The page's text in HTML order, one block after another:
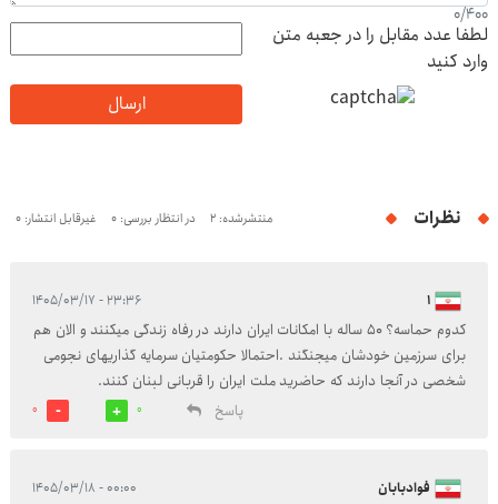
0/400
لطفا عدد مقابل را در جعبه متن
وارد کنید
ارسال
نظرات منتشرشده: 2 در انتظار بررسی: 0 غیرقابل انتشار: 0
1 ۲۳:۳۶ - ۱۴۰۵/۰۳/۱۷
کدوم حماسه؟ 50 ساله با امکانات ایران دارند در رفاه زندگی میکنند و الان هم
برای سرزمین خودشان میجنگند .احتمالا حکومتیان سرمایه گذاریهای نجومی
شخصی در آنجا دارند که حاضرید ملت ایران را قربانی لبنان کنند.
پاسخ
0
0
فوادبابان ۰۰:۰۰ - ۱۴۰۵/۰۳/۱۸